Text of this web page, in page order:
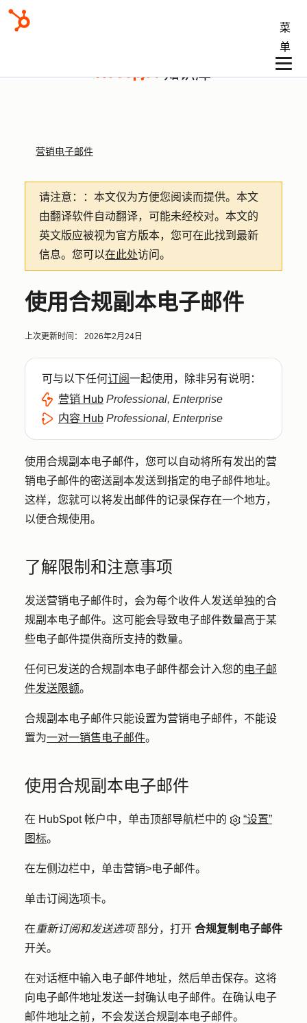
菜
单
知识库
营销电子邮件
请注意： ：本文仅为方便您阅读而提供。 本文
由翻译软件自动翻译，可能未经校对。本文的
英文版应被视为官方版本，您可在此找到最新
信息。您可以在此处访问。
使用合规副本电子邮件
上次更新时间： 2026年2月24日
可与以下任何订阅一起使用，除非另有说明：
营销 Hub Professional, Enterprise
内容 Hub Professional, Enterprise
使用合规副本电子邮件，您可以自动将所有发出的营
销电子邮件的密送副本发送到指定的电子邮件地址。
这样，您就可以将发出邮件的记录保存在一个地方，
以便合规使用。
了解限制和注意事项
发送营销电子邮件时，会为每个收件人发送单独的合
规副本电子邮件。这可能会导致电子邮件数量高于某
些电子邮件提供商所支持的数量。
任何已发送的合规副本电子邮件都会计入您的电子邮
件发送限额。
合规副本电子邮件只能设置为营销电子邮件，不能设
置为一对一销售电子邮件。
使用合规副本电子邮件
在 HubSpot 帐户中，单击顶部导航栏中的
“设置”
图标。
在左侧边栏中，单击营销>电子邮件。
单击订阅选项卡。
在重新订阅和发送选项部分， 打开 合规复制电子邮件
开关。
在对话框中输入 电子邮件地址，然后单击保存。这将
向电子邮件地址发送一封确认电子邮件。在确认电子
邮件地址之前，不会发送合规副本电子邮件。